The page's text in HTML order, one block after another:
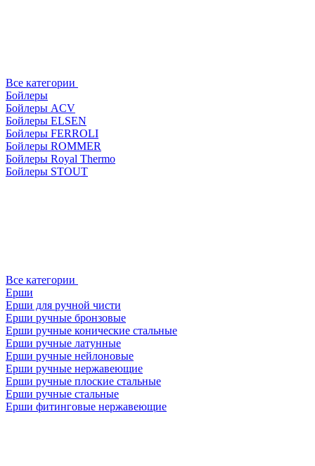
Все категории
Бойлеры
Бойлеры ACV
Бойлеры ELSEN
Бойлеры FERROLI
Бойлеры ROMMER
Бойлеры Royal Thermo
Бойлеры STOUT
Все категории
Ерши
Ерши для ручной чисти
Ерши ручные бронзовые
Ерши ручные конические стальные
Ерши ручные латунные
Ерши ручные нейлоновые
Ерши ручные нержавеющие
Ерши ручные плоские стальные
Ерши ручные стальные
Ерши фитинговые нержавеющие